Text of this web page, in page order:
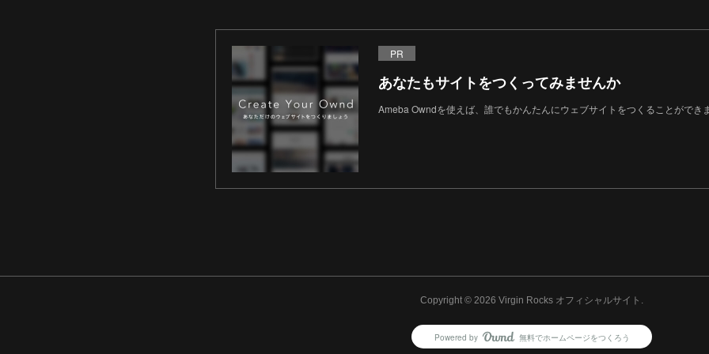
PR
あなたもサイトをつくってみませんか
Ameba Owndを使えば、誰でもかんたんにウェブサイトをつくることができま
Copyright © 2026 Virgin Rocks オフィシャルサイト .
Powered by AmebaOwnd
無料でホームページをつくろう